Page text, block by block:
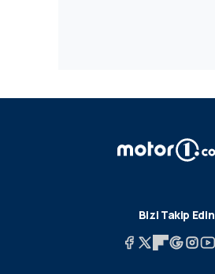
Bizi Takip Edin